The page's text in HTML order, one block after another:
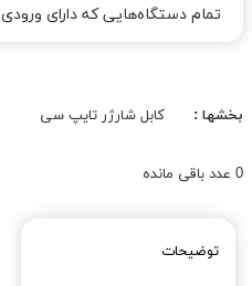
تمام دستگاه‌هایی که دارای ورودی USB-C هستند
بخشها : کابل شارژر تایپ سی
0 عدد باقی مانده
توضیحات